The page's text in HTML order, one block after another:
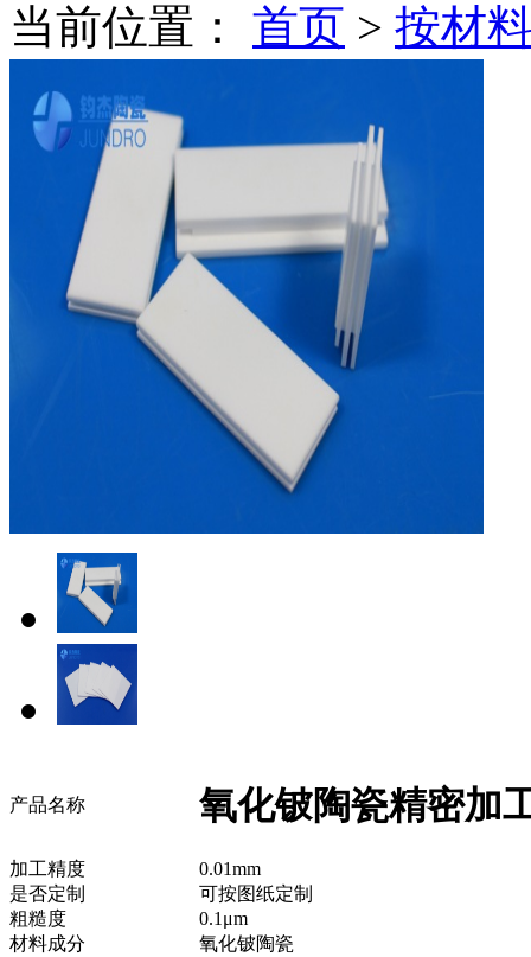
当前位置： 首页 > 按材
产品名称 氧化铍陶瓷精密加
加工精度
0.01mm
是否定制
可按图纸定制
粗糙度
0.1μm
材料成分
氧化铍陶瓷